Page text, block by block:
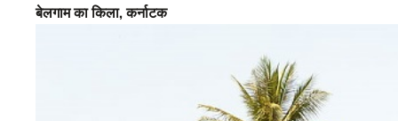
बेलगाम का किला, कर्नाटक